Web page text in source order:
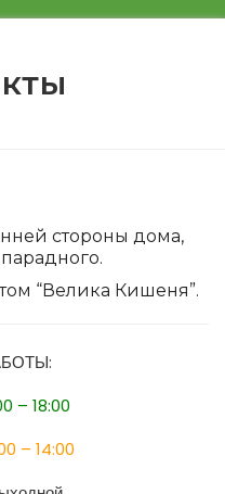
стороны дома,
“Велика Кишеня”.
– 18:00
– 14:00